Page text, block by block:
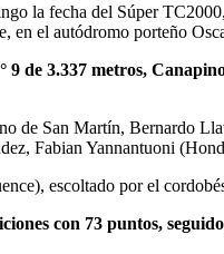
la fecha del Súper
en el autódromo porteño
de 3.337 metros,
de San Martín, Bernardo
Fabian Yannantuoni
escoltado por el
con 73 puntos,